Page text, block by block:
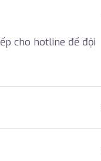
cho hotline để đội